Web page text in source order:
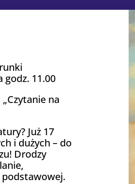
godz. 11.00
na
Już 17
i dużych – do
Drodzy
podstawowej.